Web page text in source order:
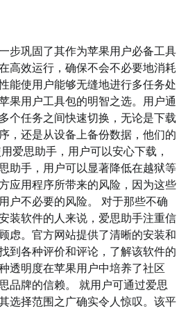
步巩固了其作为苹果用户必备工具
高效运行，确保不会不必要地消耗
能使用户能够无缝地进行多任务处
果用户工具包的明智之选。用户通
个任务之间快速切换，无论是下载
，还是从设备上备份数据，他们的
爱思助手，用户可以安心下载，
助手，用户可以显著降低在越狱等
应用程序所带来的风险，因为这些
户不必要的风险。 对于那些不确
装软件的人来说，爱思助手注重信
虑。官方网站提供了清晰的安装和
到各种评价和评论，了解该软件的
透明度在苹果用户中培养了社区
品牌的信赖。 就用户可通过爱思
选择范围之广确实令人惊叹。该平